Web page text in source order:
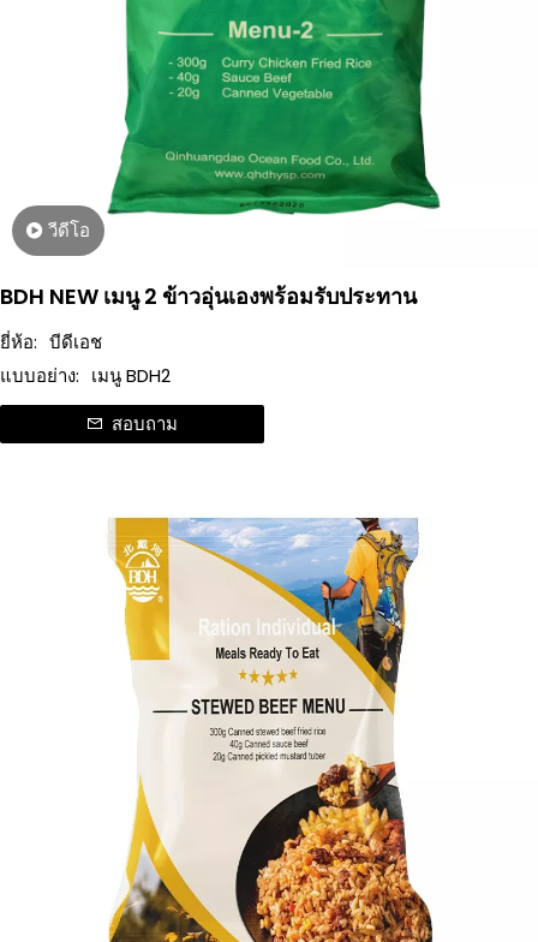
วีดีโอ
BDH NEW เมนู 2 ข้าวอุ่นเองพร้อมรับประทาน
ยี่ห้อ: บีดีเอช
แบบอย่าง: เมนู BDH2
สอบถาม